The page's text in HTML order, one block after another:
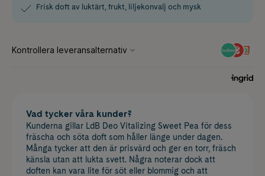
Frisk doft av luktärt, frukt, liljekonvalj och mysk
Vad tycker våra kunder?
Kunderna gillar LdB Deo Vitalizing Sweet Pea för dess
fräscha och söta doft som håller länge under dagen.
Många tycker att den är prisvärd och ger en torr, fräsch
känsla utan att lukta svett. Några noterar dock att
doften kan vara lite för söt eller blommig och att